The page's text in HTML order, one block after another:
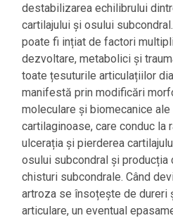
destabilizarea echilibrului
cartilajului și osului
poate fi ințiat de factori
dezvoltare, metabolici și
toate țesuturile articulațiilor
manifestă prin modificări
moleculare și biomecanice
cartilaginoase, care conduc la
ulcerația și pierderea
osului subcondral și
chisturi subcondrale. Când
artroza se însoțește de dureri
articulare, un eventual